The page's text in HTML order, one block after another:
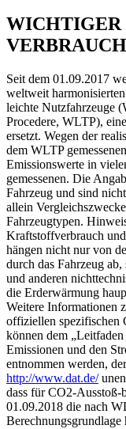
WICHTIGER
Seit dem 01.09.2017
weltweit
leichte Nutzfahrzeuge
Procedere, WLTP),
ersetzt. Wegen der
dem WLTP
Emissionswerte in
gemessenen. Die
Fahrzeug und sind
allein
Fahrzeugtypen.
Kraftstoffverbrauch
hängen nicht nur von
durch das Fahrzeug
und anderen
die Erderwärmung
Weitere Informationen
offiziellen spezifischen
können dem
Emissionen und den
entnommen werden,
http://www.dat.de/
dass für CO2-Ausstoß-
01.09.2018 die nach
Berechnungsgrundlage